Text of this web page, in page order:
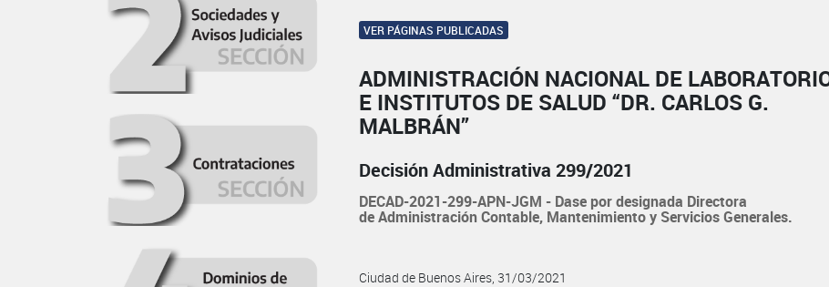
VER PÁGINAS PUBLICADAS
ADMINISTRACIÓN NACIONAL DE
E INSTITUTOS DE SALUD “DR. CARLOS G.
MALBRÁN”
Decisión Administrativa 299/2021
DECAD-2021-299-APN-JGM - Dase por designada Directora
de Administración Contable, Mantenimiento y Servicios Generales.
Ciudad de Buenos Aires, 31/03/2021